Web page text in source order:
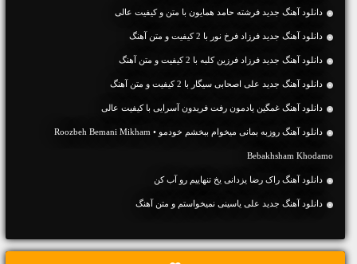
دانلود آهنگ جديد فرشته حامد همایون با متن و کیفیت عالی
دانلود آهنگ جديد فرزاد فرخ نور با 2 کیفیت و متن آهنگ
دانلود آهنگ جديد فرزاد فرزین کلبه با 2 کیفیت و متن آهنگ
دانلود آهنگ جديد علی اصحابی سیگار با 2 کیفیت و متن آهنگ
دانلود آهنگ غمگین یادمون رفت فریدون آسرایی با کیفیت عالی
دانلود آهنگ روزبه بمانی میخوام ببخشم خودمو • Roozbeh Bemani Mikham
Bebakhsham Khodamo
دانلود آهنگ راک رضا یزدانی یخ تنهاییم رو آب کن
دانلود آهنگ جديد علی یاسینی نمیخواستم و متن آهنگ